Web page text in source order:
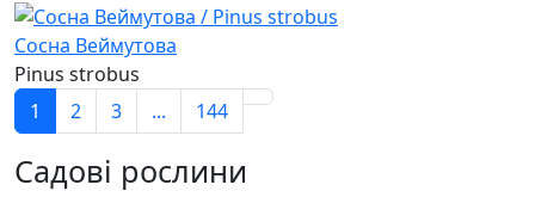
Сосна Веймутова
Pinus strobus
1
2 3 ... 144
Садові рослини